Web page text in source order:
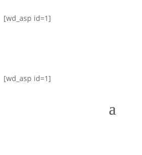
[wd_asp id=1]
[wd_asp id=1]